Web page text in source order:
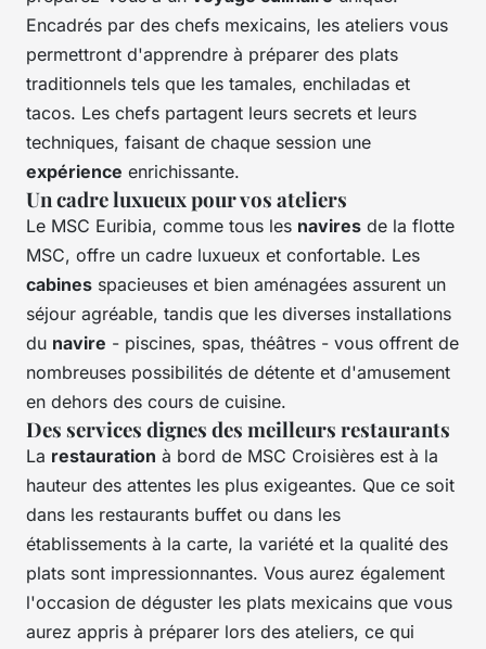
Encadrés par des chefs mexicains, les ateliers vous
permettront d'apprendre à préparer des plats
traditionnels tels que les tamales, enchiladas et
tacos. Les chefs partagent leurs secrets et leurs
techniques, faisant de chaque session une
expérience enrichissante.
Un cadre luxueux pour vos ateliers
Le MSC Euribia, comme tous les navires de la flotte
MSC, offre un cadre luxueux et confortable. Les
cabines spacieuses et bien aménagées assurent un
séjour agréable, tandis que les diverses installations
du navire - piscines, spas, théâtres - vous offrent de
nombreuses possibilités de détente et d'amusement
en dehors des cours de cuisine.
Des services dignes des meilleurs restaurants
La restauration à bord de MSC Croisières est à la
hauteur des attentes les plus exigeantes. Que ce soit
dans les restaurants buffet ou dans les
établissements à la carte, la variété et la qualité des
plats sont impressionnantes. Vous aurez également
l'occasion de déguster les plats mexicains que vous
aurez appris à préparer lors des ateliers, ce qui